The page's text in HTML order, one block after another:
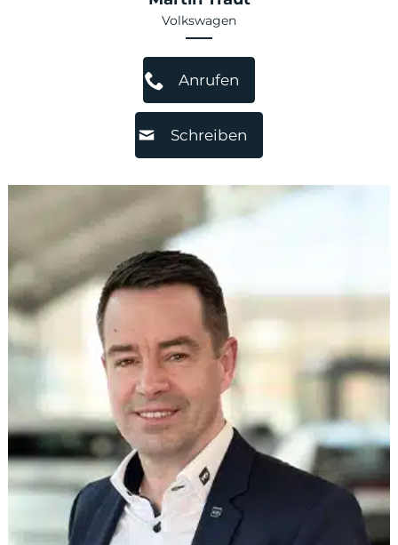
Volkswagen
Anrufen
Schreiben